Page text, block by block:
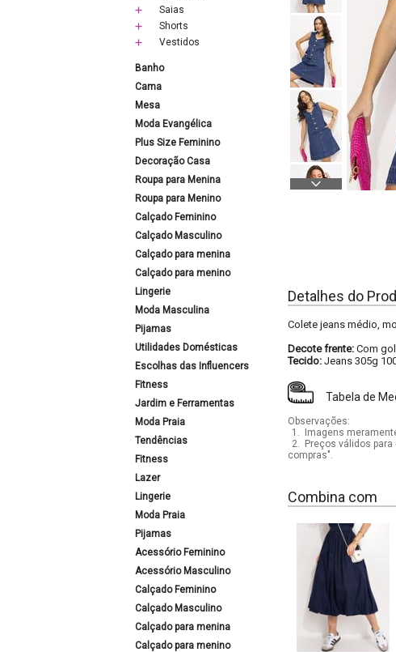
Saias
Shorts
Vestidos
Banho
Cama
Mesa
Moda Evangélica
Plus Size Feminino
Decoração Casa
Roupa para Menina
Roupa para Menino
Calçado Feminino
Calçado Masculino
Calçado para menina
Calçado para menino
Lingerie
Moda Masculina
Pijamas
Utilidades Domésticas
Escolhas das Influencers
Fitness
Jardim e Ferramentas
Moda Praia
Tendências
Fitness
Lazer
Lingerie
Moda Praia
Pijamas
Acessório Feminino
Acessório Masculino
Calçado Feminino
Calçado Masculino
Calçado para menina
Calçado para menino
Detalhes do
Colete jeans médio,
Decote frente: Com
Tecido: Jeans 305g
Tabela de
Observações:
1.
Imagens
2.
Preços válidos
compras".
Combina com